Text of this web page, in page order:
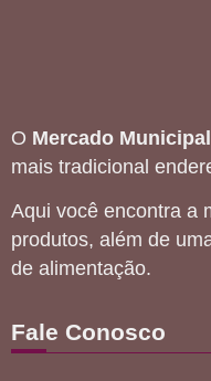
O Mercado
mais tradicional
Aqui você encontra a
produtos, além de
de alimentação.
Fale Conosco